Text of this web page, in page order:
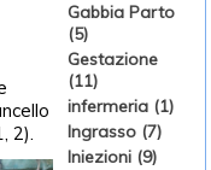
2).
Gabbia Parto
(5)
Gestazione
(11)
infermeria (1)
Ingrasso (7)
Iniezioni (9)